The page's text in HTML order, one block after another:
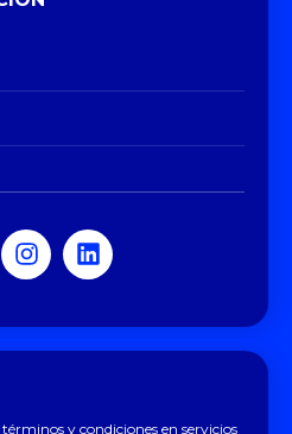
y condiciones en servicios